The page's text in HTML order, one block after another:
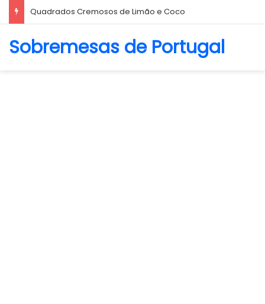
Quadrados Cremosos de Limão e Coco
Sobremesas de Portugal